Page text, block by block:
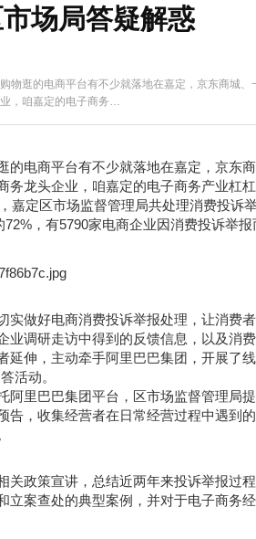
场局答疑解惑
物逛的电商平台有不少就落地在嘉定，京东商城
，咱嘉定的电子商务…
的电商平台有不少就落地在嘉定，京东
龙头企业，咱嘉定的电子商务产业杠
嘉定区市场监督管理局共处理消费投诉
，有5790家电商企业因消费投诉举报
实做好电商消费投诉举报处理，让消费
业调研走访中得到的反馈信息，以及消
延伸，主动牵手阿里巴巴集团，开展了
活动。
里巴巴集团平台，区市场监督管理局
告，收集经营者在日常经营过程中遇到
关政策宣讲，总结近两年来投诉举报过
立案查处的典型案例，并对于电子商务